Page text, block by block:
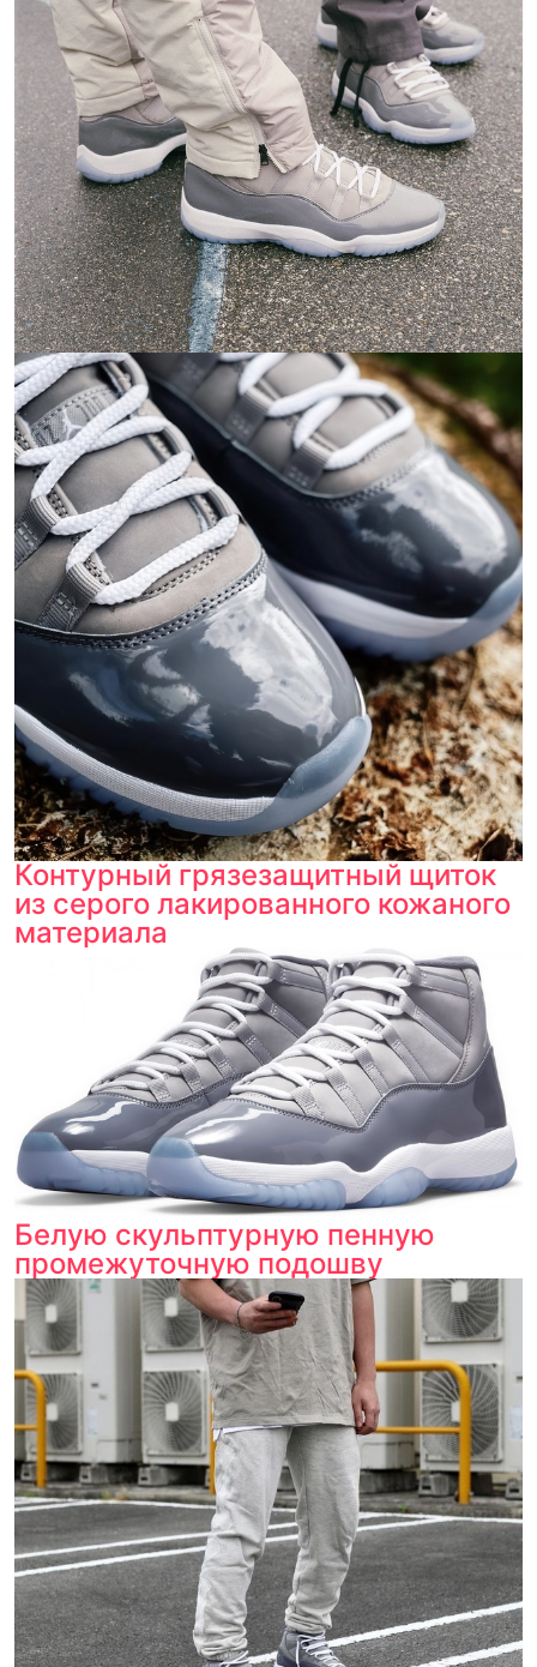
Контурный грязезащитный щиток
из серого лакированного кожаного
материала
Белую скульптурную пенную
промежуточную подошву